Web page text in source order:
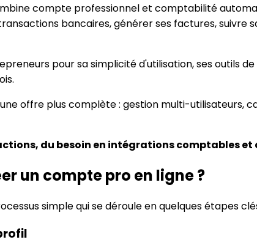
compte professionnel et comptabilité
bancaires, générer ses factures, suivre
pour sa simplicité d'utilisation, ses outils
offre plus complète : gestion multi-utilisateurs,
du besoin en intégrations comptables et
un compte pro en ligne ?
simple qui se déroule en quelques étapes